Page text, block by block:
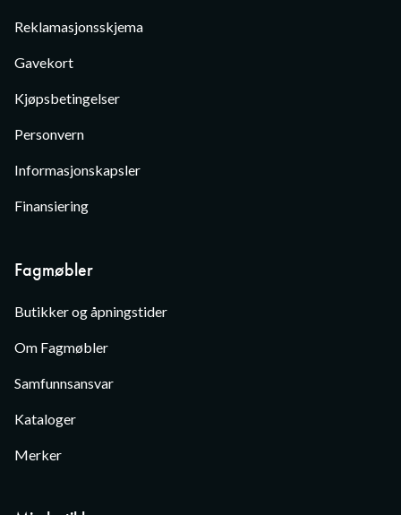
Reklamasjonsskjema
Gavekort
Kjøpsbetingelser
Personvern
Informasjonskapsler
Finansiering
Fagmøbler
Butikker og åpningstider
Om Fagmøbler
Samfunnsansvar
Kataloger
Merker